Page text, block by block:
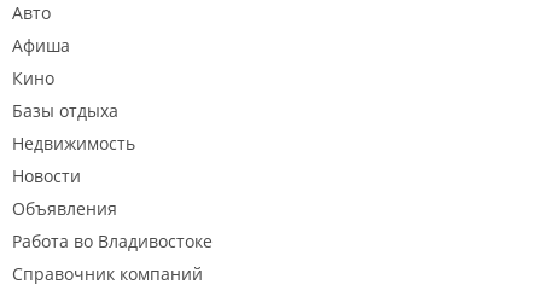
Авто
Афиша
Кино
Базы отдыха
Недвижимость
Новости
Объявления
Работа во Владивостоке
Справочник компаний